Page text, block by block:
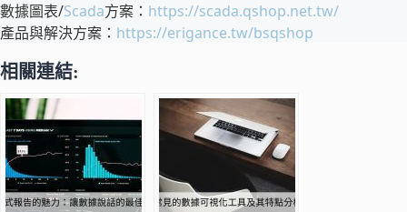
數據圖表/Scada方案： https://scada.qshop.net.tw/
產品與解決方案： https://erigance.tw/bsqshop
相關連結: